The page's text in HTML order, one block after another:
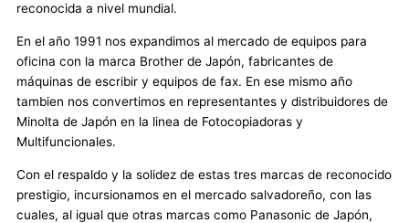
reconocida a nivel mundial.
En el año 1991 nos expandimos al mercado de equipos para
oficina con la marca Brother de Japón, fabricantes de
máquinas de escribir y equipos de fax. En ese mismo año
tambien nos convertimos en representantes y distribuidores de
Minolta de Japón en la linea de Fotocopiadoras y
Multifuncionales.
Con el respaldo y la solidez de estas tres marcas de reconocido
prestigio, incursionamos en el mercado salvadoreño, con las
cuales, al igual que otras marcas como Panasonic de Japón,